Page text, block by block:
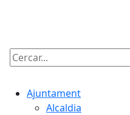
Cercar:
Ajuntament
Alcaldia